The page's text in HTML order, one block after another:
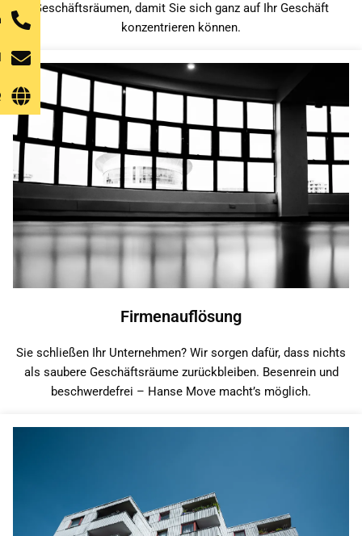
Geschäftsräumen, damit Sie sich ganz auf Ihr Geschäft
konzentrieren können.
Firmenauflösung
Sie schließen Ihr Unternehmen? Wir sorgen dafür, dass nichts
als saubere Geschäftsräume zurückbleiben. Besenrein und
beschwerdefrei – Hanse Move macht’s möglich.